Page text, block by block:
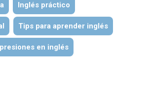
Inglés práctico
Tips para aprender inglés
en inglés